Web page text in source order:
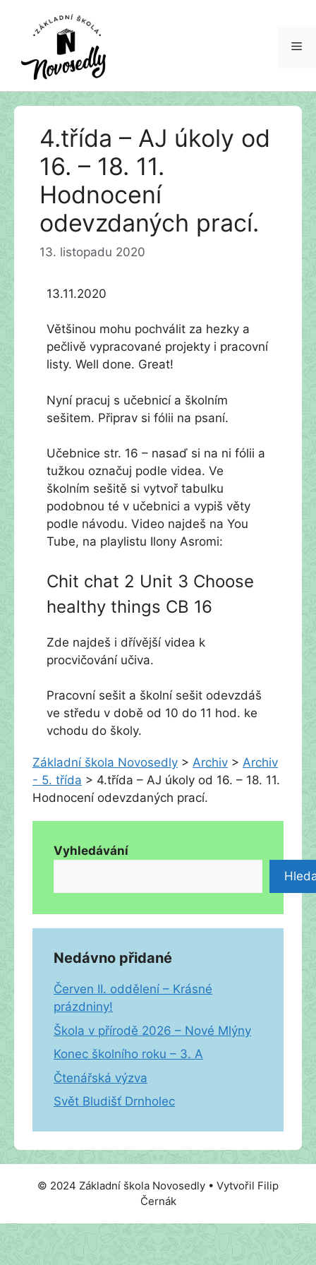
Přeskočit
4.třída – AJ úkoly od
16. – 18. 11.
Hodnocení
odevzdaných prací.
13. listopadu 2020
13.11.2020
Většinou mohu pochválit za hezky a
pečlivě vypracované projekty i pracovní
listy. Well done. Great!
Nyní pracuj s učebnicí a školním
sešitem. Připrav si fólii na psaní.
Učebnice str. 16 – nasaď si na ni fólii a
tužkou označuj podle videa. Ve
školním sešitě si vytvoř tabulku
podobnou té v učebnici a vypiš věty
podle návodu. Video najdeš na You
Tube, na playlistu Ilony Asromi:
Chit chat 2 Unit 3 Choose
healthy things CB 16
Zde najdeš i dřívější videa k
procvičování učiva.
Pracovní sešit a školní sešit odevzdáš
ve středu v době od 10 do 11 hod. ke
vchodu do školy.
Základní škola Novosedly > Archiv > Archiv
- 5. třída > 4.třída – AJ úkoly od 16. – 18. 11.
Hodnocení odevzdaných prací.
Vyhledávání
Nedávno přidané
Červen II. oddělení – Krásné
prázdniny!
Škola v přírodě 2026 – Nové Mlýny
Konec školního roku – 3. A
Čtenářská výzva
Svět Bludišť Drnholec
© 2024 Základní škola Novosedly • Vytvořil Filip
Černák